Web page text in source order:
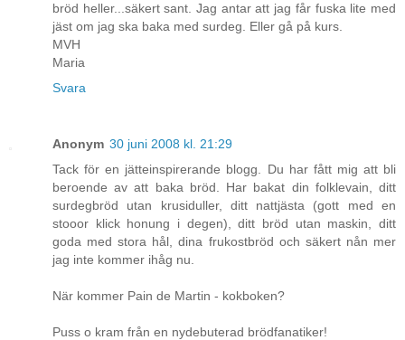
bröd heller...säkert sant. Jag antar att jag får fuska lite med
jäst om jag ska baka med surdeg. Eller gå på kurs.
MVH
Maria
Svara
Anonym 30 juni 2008 kl. 21:29
Tack för en jätteinspirerande blogg. Du har fått mig att bli
beroende av att baka bröd. Har bakat din folklevain, ditt
surdegbröd utan krusiduller, ditt nattjästa (gott med en
stooor klick honung i degen), ditt bröd utan maskin, ditt
goda med stora hål, dina frukostbröd och säkert nån mer
jag inte kommer ihåg nu.
När kommer Pain de Martin - kokboken?
Puss o kram från en nydebuterad brödfanatiker!